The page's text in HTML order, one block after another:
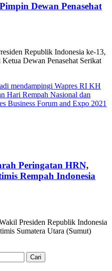
Dewan Penasehat
Republik Indonesia ke-13,
Dewan Penasehat Serikat
Peringatan HRN,
Rempah Indonesia
Presiden Republik Indonesia
Sumatera Utara (Sumut)